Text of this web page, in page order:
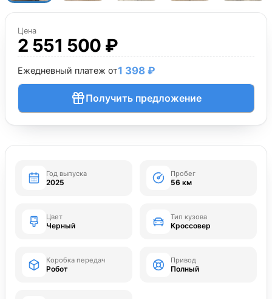
Цена
2 551 500 ₽
Ежедневный платеж от1 398 ₽
Получить предложение
Год выпуска
2025
Пробег
56 км
Цвет
Черный
Тип кузова
Кроссовер
Коробка передач
Робот
Привод
Полный